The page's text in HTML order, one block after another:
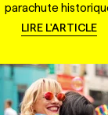
parachute
LIRE L'ARTICLE